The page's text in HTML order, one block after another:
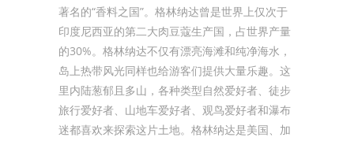
著名的“香料之国”。格林纳达曾是世界上仅次于
印度尼西亚的第二大肉豆蔻生产国，占世界产量
的30%。格林纳达不仅有漂亮海滩和纯净海水，
岛上热带风光同样也给游客们提供大量乐趣。这
里内陆葱郁且多山，各种类型自然爱好者、徒步
旅行爱好者、山地车爱好者、观鸟爱好者和瀑布
迷都喜欢来探索这片土地。格林纳达是美国、加